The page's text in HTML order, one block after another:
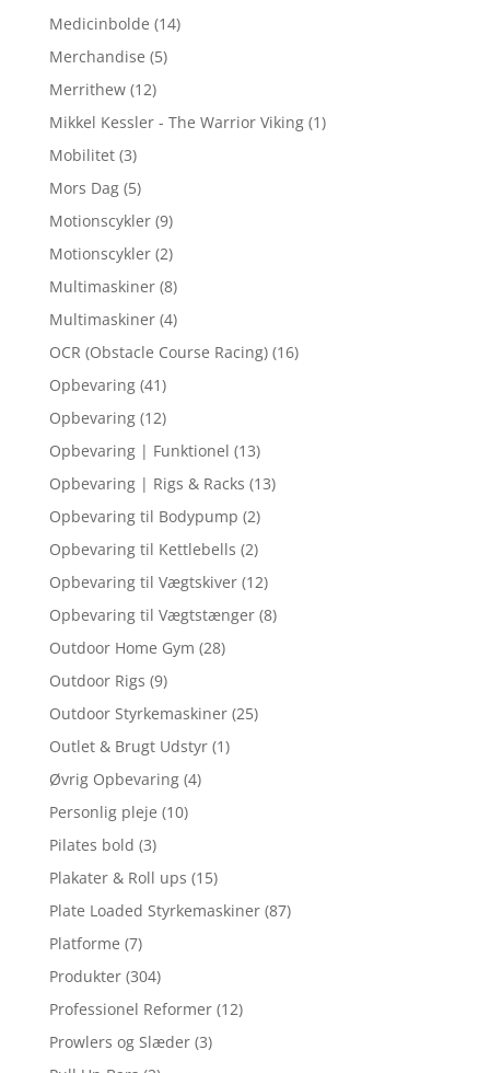
Medicinbolde (14)
Merchandise (5)
Merrithew (12)
Mikkel Kessler - The Warrior Viking (1)
Mobilitet (3)
Mors Dag (5)
Motionscykler (9)
Motionscykler (2)
Multimaskiner (8)
Multimaskiner (4)
OCR (Obstacle Course Racing) (16)
Opbevaring (41)
Opbevaring (12)
Opbevaring | Funktionel (13)
Opbevaring | Rigs & Racks (13)
Opbevaring til Bodypump (2)
Opbevaring til Kettlebells (2)
Opbevaring til Vægtskiver (12)
Opbevaring til Vægtstænger (8)
Outdoor Home Gym (28)
Outdoor Rigs (9)
Outdoor Styrkemaskiner (25)
Outlet & Brugt Udstyr (1)
Øvrig Opbevaring (4)
Personlig pleje (10)
Pilates bold (3)
Plakater & Roll ups (15)
Plate Loaded Styrkemaskiner (87)
Platforme (7)
Produkter (304)
Professionel Reformer (12)
Prowlers og Slæder (3)